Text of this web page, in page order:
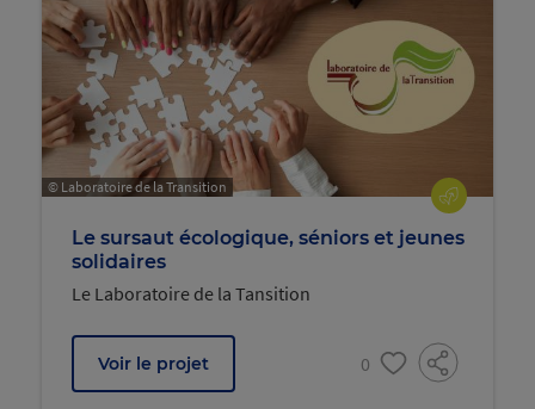
© Laboratoire de la Transition
Le sursaut écologique, séniors et jeunes
solidaires
Le Laboratoire de la Tansition
Voir le projet 0